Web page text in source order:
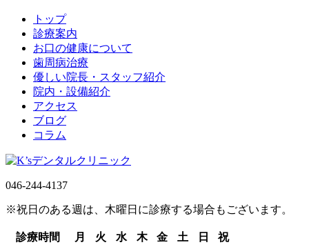
トップ
診療案内
お口の健康について
歯周病治療
優しい院長・スタッフ紹介
院内・設備紹介
アクセス
ブログ
コラム
046-244-4137
※祝日のある週は、木曜日に診療する場合もございます。
診療時間 月 火 水 木 金 土 日
祝